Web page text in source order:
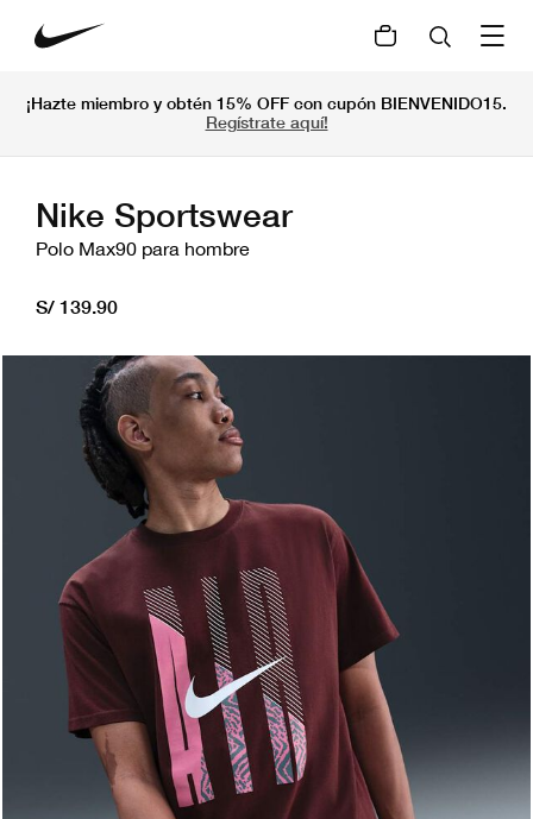
¡Hazte miembro y obtén 15% OFF con cupón BIENVENIDO15.
Regístrate aquí!
Nike Sportswear
Polo Max90 para hombre
S/ 139.90